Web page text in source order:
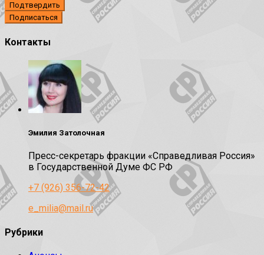
Подтвердить
Контакты
Эмилия Затолочная
Пресс-секретарь фракции «Справедливая Россия»
в Государственной Думе ФС РФ
+7 (926) 356-72-42
e_milia@mail.ru
Рубрики